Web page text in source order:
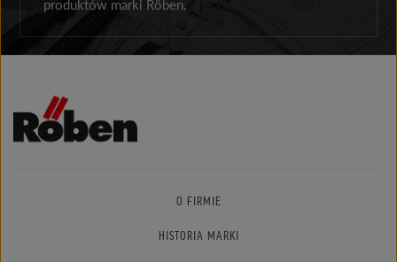
produktów marki Röben.
O FIRMIE
HISTORIA MARKI